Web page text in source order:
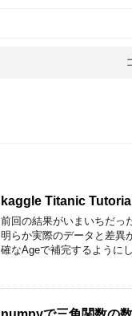
kaggle Titanic
前回の結果がいまいちだっ
明らか実際のデータと差異
確なAgeで補完するように